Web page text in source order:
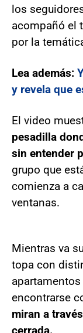
los
acompañó el
por la
Lea además:
y revela que
El video
pesadilla
sin entender
grupo que
comienza a
ventanas.
Mientras va
topa con
encontrarse
miran a
cerrada.